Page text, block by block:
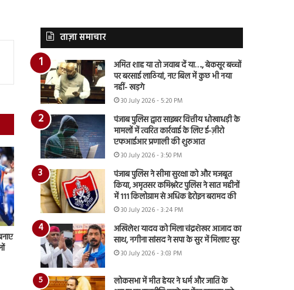
ताज़ा समाचार
अमित शाह या तो जवाब दें या…., बेकसूर बच्चों
पर बरसाई लाठियां, नए बिल में कुछ भी नया
नहीं- खड़गे
30 July 2026 - 5:20 PM
पंजाब पुलिस द्वारा साइबर वित्तीय धोखाधड़ी के
मामलों में त्वरित कार्रवाई के लिए ई-ज़ीरो
एफआईआर प्रणाली की शुरुआत
30 July 2026 - 3:50 PM
पंजाब पुलिस ने सीमा सुरक्षा को और मजबूत
किया, अमृतसर कमिश्नरेट पुलिस ने सात महीनों
में 111 किलोग्राम से अधिक हेरोइन बरामद की
30 July 2026 - 3:24 PM
अखिलेश यादव को मिला चंद्रशेखर आजाद का
साथ, नगीना सांसद ने सपा के सुर में मिलाए सुर
30 July 2026 - 3:03 PM
लोकसभा में मीत हेयर ने धर्म और जाति के